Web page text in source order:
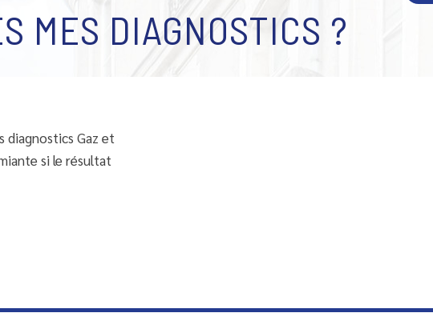
MES DIAGNOSTICS ?
diagnostics Gaz et
si le résultat